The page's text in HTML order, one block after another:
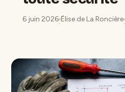
6 juin 2026
·
Élise de La Roncière
·